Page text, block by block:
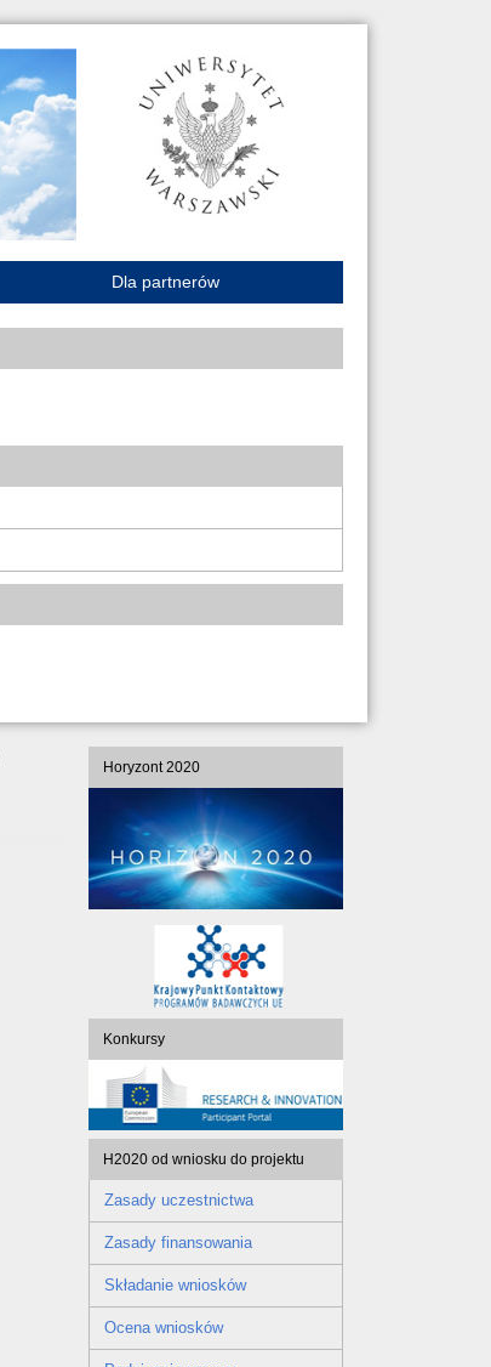
Dla partnerów
Horyzont 2020
Konkursy
H2020 od wniosku do projektu
Zasady uczestnictwa
Zasady finansowania
Składanie wniosków
Ocena wniosków